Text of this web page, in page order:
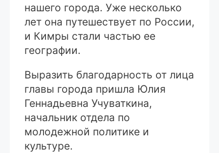
нашего города. Уже несколько
лет она путешествует по России,
и Кимры стали частью ее
географии.
Выразить благодарность от лица
главы города пришла Юлия
Геннадьевна Учуваткина,
начальник отдела по
молодежной политике и
культуре.